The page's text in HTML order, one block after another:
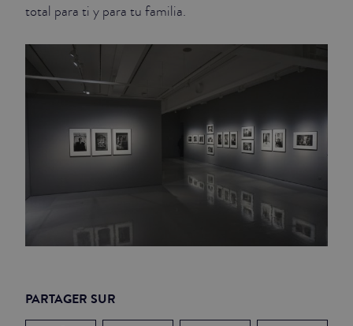
total para ti y para tu familia.
PARTAGER SUR